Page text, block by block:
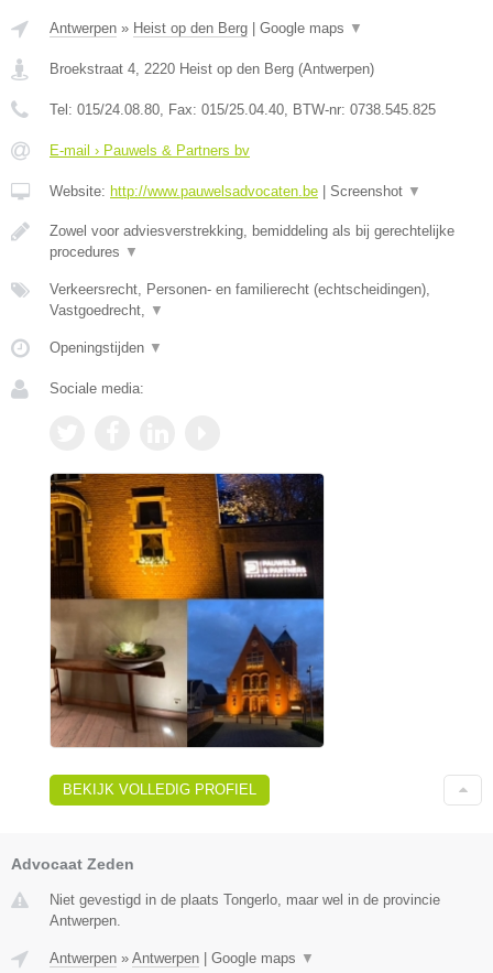
Antwerpen » Heist op den Berg | Google maps ▼
Broekstraat 4 2220 Heist op den Berg (Antwerpen)
Tel: 015/24.08.80 , Fax: 015/25.04.40 , BTW-nr: 0738.545.825
E-mail › Pauwels & Partners bv
Website: http://www.pauwelsadvocaten.be | Screenshot ▼
Zowel voor adviesverstrekking, bemiddeling als bij gerechtelijke
procedures ▼
Verkeersrecht, Personen- en familierecht (echtscheidingen),
Vastgoedrecht,
▼
Openingstijden ▼
Sociale media:
BEKIJK VOLLEDIG PROFIEL
Advocaat Zeden
Niet gevestigd in de plaats Tongerlo, maar wel in de provincie
Antwerpen.
Antwerpen » Antwerpen | Google maps ▼